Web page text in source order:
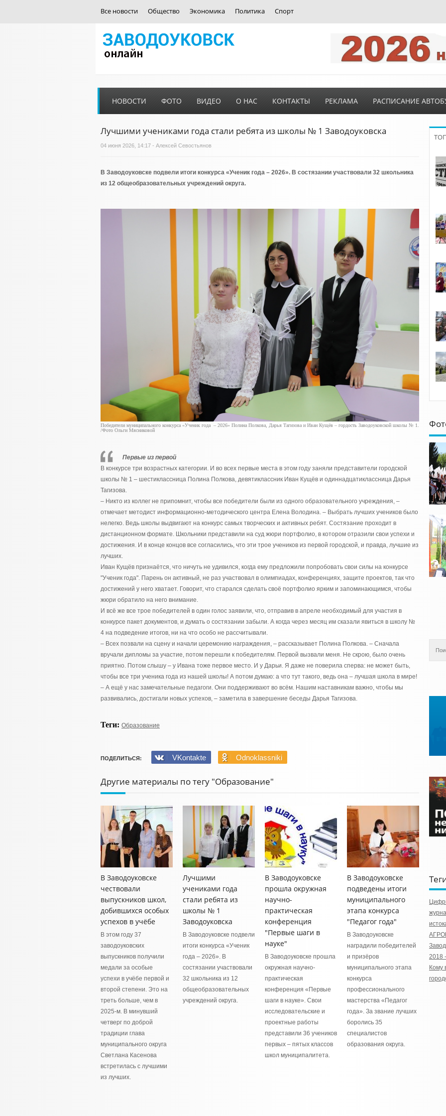
Все новости Общество Экономика Политика Спорт
НОВОСТИ ФОТО ВИДЕО О НАС КОНТАКТЫ РЕКЛАМА РАСПИСАНИЕ
Лучшими учениками года стали ребята из школы № 1 Заводоуковска
04 июня 2026, 14:17 - Алексей Севостьянов
В Заводоуковске подвели итоги конкурса «Ученик года – 2026». В состязании участвовали 32 школьника
из 12 общеобразовательных учреждений округа.
Победители муниципального конкурса «Ученик года – 2026» Полина Полкова, Дарья Тагизова и Иван Кущёв – гордость Заводоуковской школы № 1.
/Фото Ольги Мясниковой
Первые из первой
В конкурсе три возрастных категории. И во всех первые места в этом году заняли представители городской
школы № 1 – шестиклассница Полина Полкова, девятиклассник Иван Кущёв и одиннадцатиклассница Дарья
Тагизова.
– Никто из коллег не припомнит, чтобы все победители были из одного образовательного учреждения, –
отмечает методист информационно-методического центра Елена Володина. – Выбрать лучших учеников было
нелегко. Ведь школы выдвигают на конкурс самых творческих и активных ребят. Состязание проходит в
дистанционном формате. Школьники представили на суд жюри портфолио, в котором отразили свои успехи и
достижения. И в конце концов все согласились, что эти трое учеников из первой городской, и правда, лучшие из
лучших.
Иван Кущёв признаётся, что ничуть не удивился, когда ему предложили попробовать свои силы на конкурсе
"Ученик года". Парень он активный, не раз участвовал в олимпиадах, конференциях, защите проектов, так что
достижений у него хватает. Говорит, что старался сделать своё портфолио ярким и запоминающимся, чтобы
жюри обратило на него внимание.
И всё же все трое победителей в один голос заявили, что, отправив в апреле необходимый для участия в
конкурсе пакет документов, и думать о состязании забыли. А когда через месяц им сказали явиться в школу №
4 на подведение итогов, ни на что особо не рассчитывали.
– Всех позвали на сцену и начали церемонию награждения, – рассказывает Полина Полкова. – Сначала
вручали дипломы за участие, потом перешли к победителям. Первой вызвали меня. Не скрою, было очень
приятно. Потом слышу – у Ивана тоже первое место. И у Дарьи. Я даже не поверила сперва: не может быть,
чтобы все три ученика года из нашей школы! А потом думаю: а что тут такого, ведь она – лучшая школа в мире!
– А ещё у нас замечательные педагоги. Они поддерживают во всём. Нашим наставникам важно, чтобы мы
развивались, достигали новых успехов, – заметила в завершение беседы Дарья Тагизова.
Теги: Образование
ПОДЕЛИТЬСЯ: VKontakte Odnoklassniki
Другие материалы по тегу "Образование"
В Заводоуковске
чествовали
выпускников школ,
добившихся особых
успехов в учёбе
В этом году 37
заводоуковских
выпускников получили
медали за особые
успехи в учёбе первой и
второй степени. Это на
треть больше, чем в
2025-м. В минувший
четверг по доброй
традиции глава
муниципального округа
Светлана Касенова
встретилась с лучшими
из лучших.
Лучшими
учениками года
стали ребята из
школы № 1
Заводоуковска
В Заводоуковске подвели
итоги конкурса «Ученик
года – 2026». В
состязании участвовали
32 школьника из 12
общеобразовательных
учреждений округа.
В Заводоуковске
прошла окружная
научно-
практическая
конференция
"Первые шаги в
науке"
В Заводоуковске прошла
окружная научно-
практическая
конференция «Первые
шаги в науке». Свои
исследовательские и
проектные работы
представили 36 учеников
первых – пятых классов
школ муниципалитета.
В Заводоуковске
подведены итоги
муниципального
этапа конкурса
"Педагог года"
В Заводоуковске
наградили победителей
и призёров
муниципального этапа
конкурса
профессионального
мастерства «Педагог
года». За звание лучших
боролись 35
специалистов
образования округа.
2018
Кому